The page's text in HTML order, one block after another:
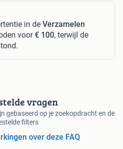
in de Verzamelen
voor€ 100, terwijl de
vragen
gebaseerd op je zoekopdracht en de
filters
over deze FAQ